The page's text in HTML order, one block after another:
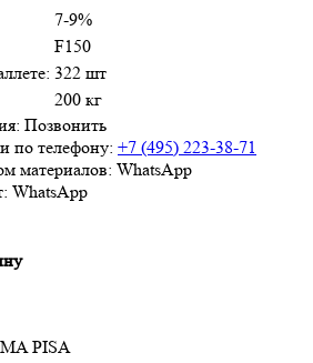
7-9%
F150
322 шт
200 кг
Позвонить
по телефону: +7 (495) 223-38-71
материалов: WhatsApp
WhatsApp
PISA